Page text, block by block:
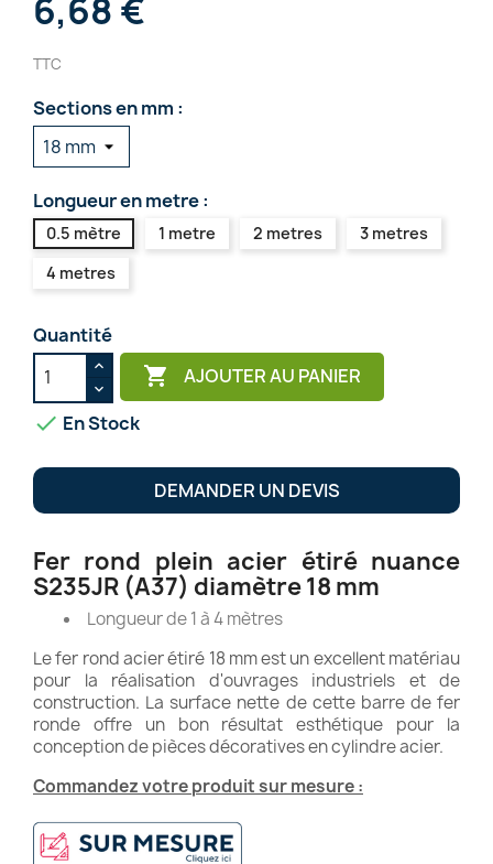
6,68 €
TTC
Sections en mm :
Longueur en metre :
0.5 mètre 1 metre 2 metres
3 metres
4 metres
Quantité
 AJOUTER AU PANIER
 En Stock
DEMANDER UN DEVIS
Fer rond plein acier étiré nuance
S235JR (A37) diamètre 18 mm
Longueur de 1 à 4 mètres
Le fer rond acier étiré 18 mm est un excellent matériau
pour la réalisation d'ouvrages industriels et de
construction. La surface nette de cette barre de fer
ronde offre un bon résultat esthétique pour la
conception de pièces décoratives en cylindre acier.
Commandez votre produit sur mesure :